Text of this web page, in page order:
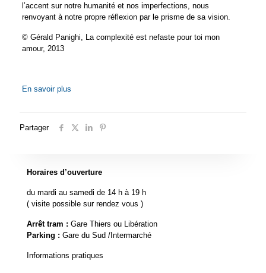
l’accent sur notre humanité et nos imperfections, nous
renvoyant à notre propre réflexion par le prisme de sa vision.
© Gérald Panighi, La complexité est nefaste pour toi mon
amour, 2013
En savoir plus
Partager
Horaires d’ouverture
du mardi au samedi de 14 h à 19 h
( visite possible sur rendez vous )
Arrêt tram : Gare Thiers ou Libération
Parking : Gare du Sud /Intermarché
Informations pratiques